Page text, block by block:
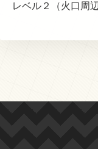
レベル２（火口周